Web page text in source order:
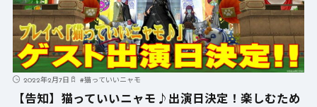
2022年2月7日 #猫っていいニャモ
【告知】猫っていいニャモ♪出演日決定！楽しむため